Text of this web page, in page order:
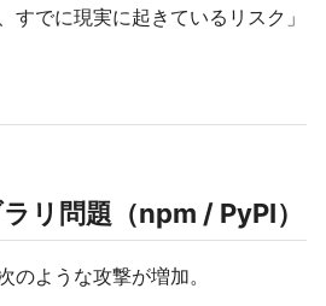
すでに現実に起きているリスク」
リ問題（npm / PyPI）
のような攻撃が増加。